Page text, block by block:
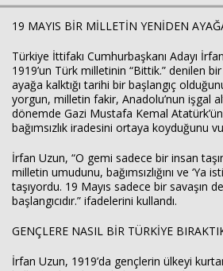
19 MAYIS BİR MİLLETİN YENİDEN
Türkiye İttifakı Cumhurbaşkanı Adayı
1919’un Türk milletinin “Bittik.” denilen
ayağa kalktığı tarihi bir başlangıç
yorgun, milletin fakir, Anadolu’nun işgal
dönemde Gazi Mustafa Kemal Atatürk’ün
bağımsızlık iradesini ortaya koyduğunu
İrfan Uzun, “O gemi sadece bir insan
milletin umudunu, bağımsızlığını ve ‘Ya
taşıyordu. 19 Mayıs sadece bir savaşın
başlangıcıdır.” ifadelerini kullandı.
GENÇLERE NASIL BİR TÜRKİYE
İrfan Uzun, 1919’da gençlerin ülkeyi